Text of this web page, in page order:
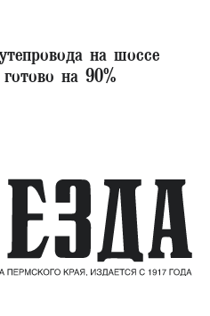
на шоссе
на 90%